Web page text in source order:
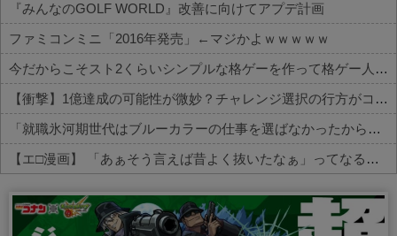
『みんなのGOLF WORLD』改善に向けてアプデ計画
ファミコンミニ「2016年発売」←マジかよｗｗｗｗｗ
今だからこそスト2くらいシンプルな格ゲーを作って格ゲー人口を増やした方がいいと思う
【衝撃】1億達成の可能性が微妙？チャレンジ選択の行方がコチラ
「就職氷河期世代はブルーカラーの仕事を選ばなかったから苦しかったんでしょ？」→「何言ってんだコイツ」の声、殺到
【エ□漫画】 「あぁそう言えば昔よく抜いたなぁ」ってなるエ□漫画家さんｗｗｗ
Powered by livedoor 相互RSS